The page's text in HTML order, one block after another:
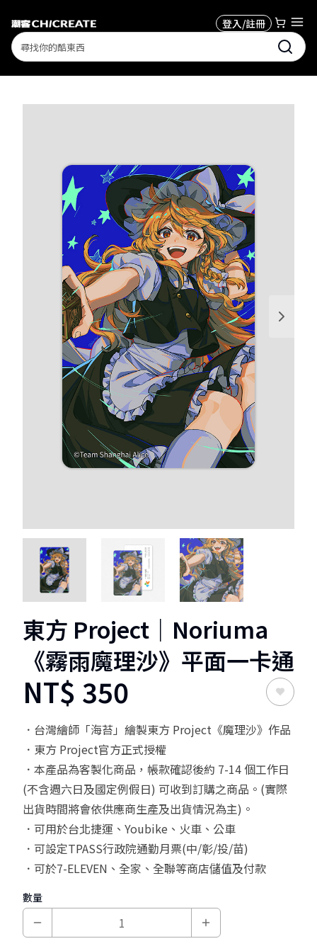
Search
登入/註冊
1 2 3
東方 Project｜Noriuma
《霧雨魔理沙》平面一卡通
．台灣繪師「海苔」繪製東方 Project《魔理沙》作品
．東方 Project官方正式授權
．本產品為客製化商品，帳款確認後約 7-14 個工作日
(不含週六日及國定例假日) 可收到訂購之商品。(實際
出貨時間將會依供應商生產及出貨情況為主)。
．可用於台北捷運、Youbike、火車、公車
．可設定TPASS行政院通勤月票(中/彰/投/苗)
．可於7-ELEVEN、全家、全聯等商店儲值及付款
NT$ 350
數量